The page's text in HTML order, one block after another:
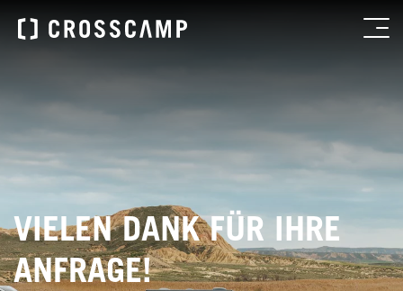
VIELEN DANK FÜR IHRE
ANFRAGE!